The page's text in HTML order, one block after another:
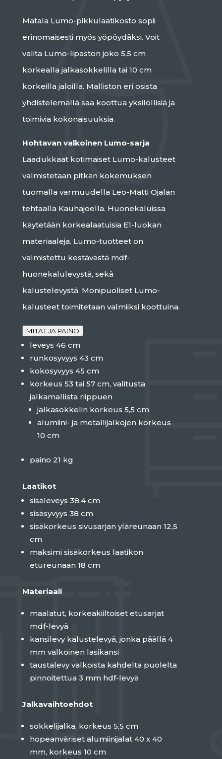
Matala Lumo-pikkulaatikosto sopii
erinomaisesti myös yöpöydäksi. Voit
valita Lumo-lipaston joko 5,5 cm
korkealla jalkasokkelilla tai 10 cm
korkeilla jaloilla. Malliston eri osista
yhdistelemällä saa koottua yksilöllisiä ja
toimivia kokonaisuuksia.
Hohtavan valkoinen Lumo-sarja
Laadukkaat kotimaiset Lumo-kalusteet
valmistetaan pitkän kokemuksen
tuomalla varmuudella Leo-Matti Ojalan
tehtaalla Kauhajoella. Huonekaluissa
käytetään korkealaatuisia E1-luokan
materiaaleja. Lumo-tuotteet on
valmistettu kestävästä mdf-
huonekalulevystä, sekä
kalustelevystä. Monipuoliset Lumo-
kalusteet toimitetaan valmiiksi koottuina.
MITAT JA PAINO
leveys 46 cm
runkosyvyys 43 cm
kokosyvyys 45 cm
korkeus 53 tai 57 cm, valitusta
jalkamallista riippuen
jalkasokkelin korkeus 5,5 cm
alumiini- ja metallijalkojen korkeus
10 cm
paino 21 kg
Laatikot
sisäleveys 38,4 cm
sisäsyvyys 38 cm
sisäkorkeus sivusarjan yläreunaan 12,5
cm
maksimi sisäkorkeus laatikon
etureunaan 18 cm
Materiaali
maalatut, korkeakiiltoiset etusarjat
mdf-levyä
kansilevy kalustelevyä, jonka päällä 4
mm valkoinen lasikansi
taustalevy valkoista kahdelta puolelta
pinnoitettua 3 mm hdf-levyä
Jalkavaihtoehdot
sokkelijalka, korkeus 5,5 cm
hopeanväriset alumiinijalat 40 x 40
mm, korkeus 10 cm